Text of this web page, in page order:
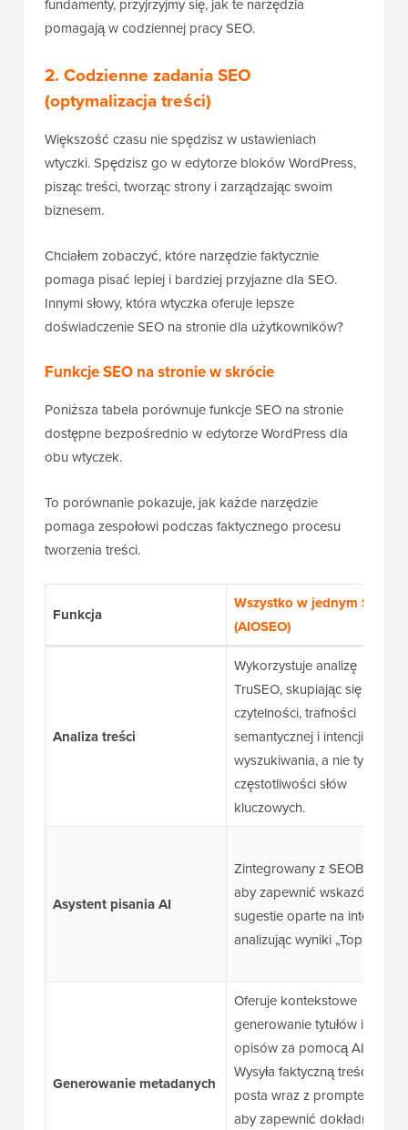
fundamenty, przyjrzyjmy się, jak te narzędzia
pomagają w codziennej pracy SEO.
2. Codzienne zadania SEO
(optymalizacja treści)
Większość czasu nie spędzisz w ustawieniach
wtyczki. Spędzisz go w edytorze bloków WordPress,
pisząc treści, tworząc strony i zarządzając swoim
biznesem.
Chciałem zobaczyć, które narzędzie faktycznie
pomaga pisać lepiej i bardziej przyjazne dla SEO.
Innymi słowy, która wtyczka oferuje lepsze
doświadczenie SEO na stronie dla użytkowników?
Funkcje SEO na stronie w skrócie
Poniższa tabela porównuje funkcje SEO na stronie
dostępne bezpośrednio w edytorze WordPress dla
obu wtyczek.
To porównanie pokazuje, jak każde narzędzie
pomaga zespołowi podczas faktycznego procesu
tworzenia treści.
Funkcja
Wszystko w jednym SEO
(AIOSEO)
Analiza treści
Wykorzystuje analizę
TruSEO, skupiając się na
czytelności, trafności
semantycznej i intencji
wyszukiwania, a nie tylko na
częstotliwości słów
kluczowych.
Asystent pisania AI
Zintegrowany z SEOBoost,
aby zapewnić wskazówki i
sugestie oparte na intencji,
analizując wyniki „Top 10”.
Generowanie metadanych
Oferuje kontekstowe
generowanie tytułów i
opisów za pomocą AI.
Wysyła faktyczną treść
posta wraz z promptem,
aby zapewnić dokładność